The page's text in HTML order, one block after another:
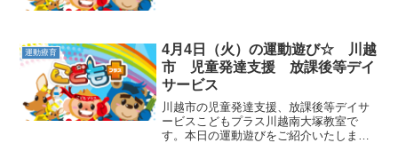
して、その形を子供た...
運動療育
4月4日（火）の運動遊び☆ 川越
市 児童発達支援 放課後等デイ
サービス
川越市の児童発達支援、放課後等デイサ
ービスこどもプラス川越南大塚教室で
す。本日の運動遊びをご紹介いたしま